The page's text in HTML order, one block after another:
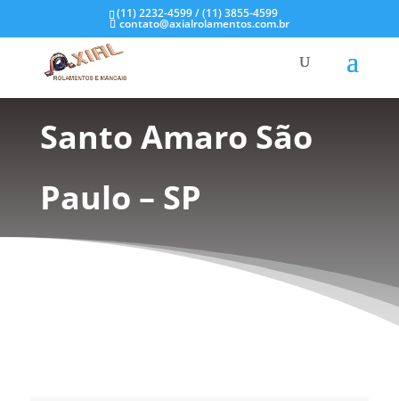
(11) 2232-4599 / (11) 3855-4599
contato@axialrolamentos.com.br
Mancal de Inox em
Santo Amaro São
Paulo – SP